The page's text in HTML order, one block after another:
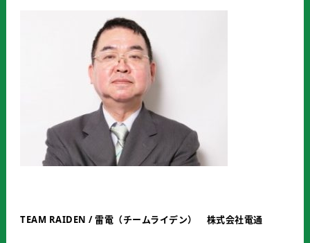
TEAM RAIDEN /雷電（チームライデン） 株式会社電通